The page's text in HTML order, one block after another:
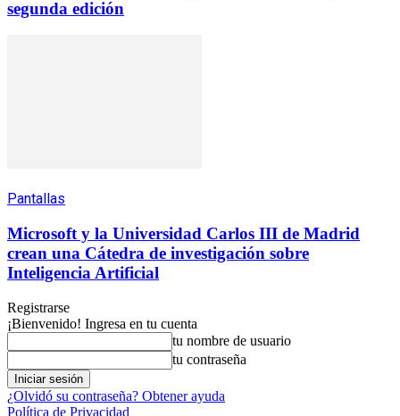
segunda edición
Pantallas
Microsoft y la Universidad Carlos III de Madrid
crean una Cátedra de investigación sobre
Inteligencia Artificial
Registrarse
¡Bienvenido! Ingresa en tu cuenta
tu nombre de usuario
tu contraseña
¿Olvidó su contraseña? Obtener ayuda
Política de Privacidad